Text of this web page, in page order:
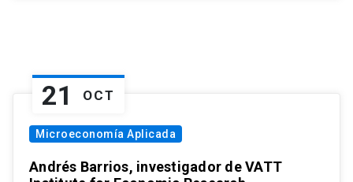
21 OCT
Microeconomía Aplicada
Andrés Barrios, investigador de VATT